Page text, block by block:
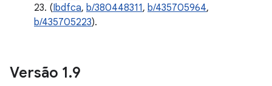
23. (Ibdfca, b/380448311, b/435705964,
b/435705223).
Versão 1.9